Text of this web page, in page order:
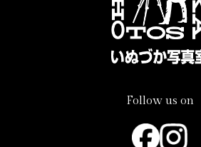
Follow us on